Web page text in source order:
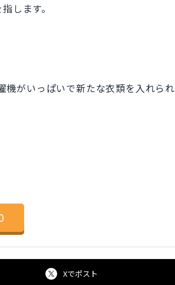
します。
がいっぱいで新たな衣類を入れられ
Xでポスト